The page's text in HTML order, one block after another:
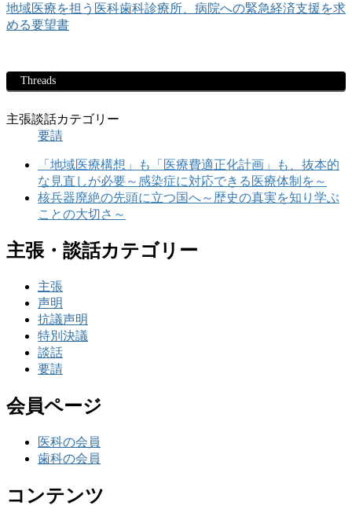
地域医療を担う医科歯科診療所、病院への緊急経済支援を求
める要望書
Threads
主張談話カテゴリー
要請
「地域医療構想」も「医療費適正化計画」も、抜本的
な見直しが必要～感染症に対応できる医療体制を～
核兵器廃絶の先頭に立つ国へ～歴史の真実を知り学ぶ
ことの大切さ～
主張・談話カテゴリー
主張
声明
抗議声明
特別決議
談話
要請
会員ページ
医科の会員
歯科の会員
コンテンツ